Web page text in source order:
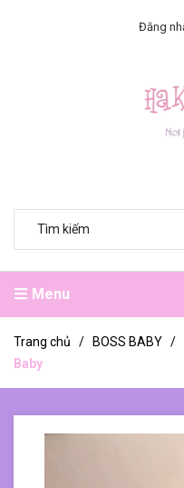
Đăng
Menu
Trang chủ / BOSS BABY /
Baby